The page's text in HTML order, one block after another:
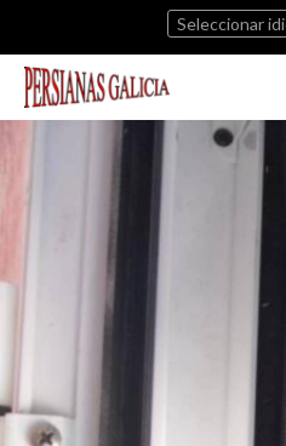
Seleccionar